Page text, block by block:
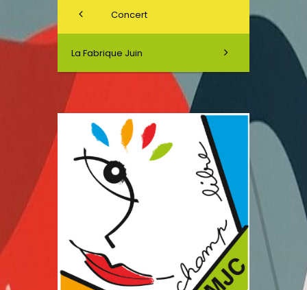
Concert
La Fabrique Juin